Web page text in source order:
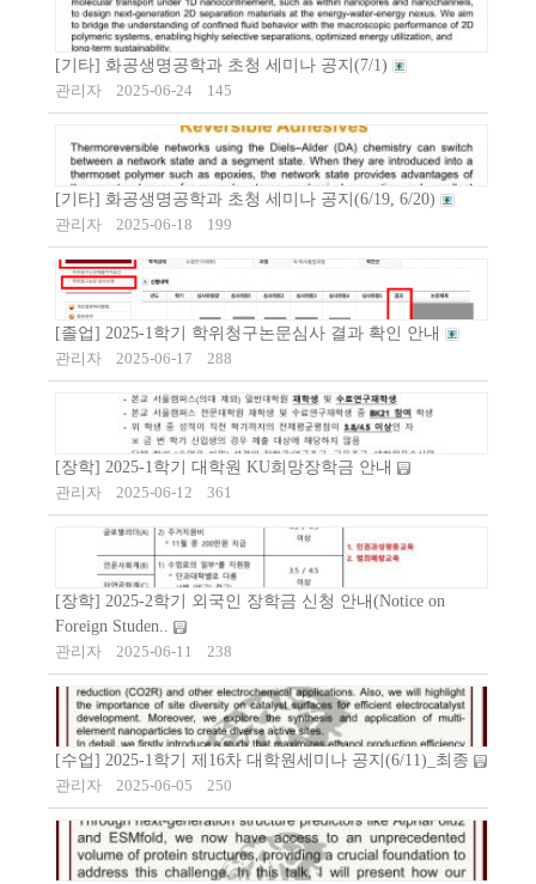
[기타] 화공생명공학과 초청 세미나 공지(7/1)
관리자
2025-06-24 145
[기타] 화공생명공학과 초청 세미나 공지(6/19, 6/20)
관리자
2025-06-18 199
[졸업] 2025-1학기 학위청구논문심사 결과 확인 안내
관리자
2025-06-17 288
[장학] 2025-1학기 대학원 KU희망장학금 안내
관리자
2025-06-12 361
[장학] 2025-2학기 외국인 장학금 신청 안내(Notice on
Foreign Studen..
관리자
2025-06-11 238
[수업] 2025-1학기 제16차 대학원세미나 공지(6/11)_최종
관리자
2025-06-05 250